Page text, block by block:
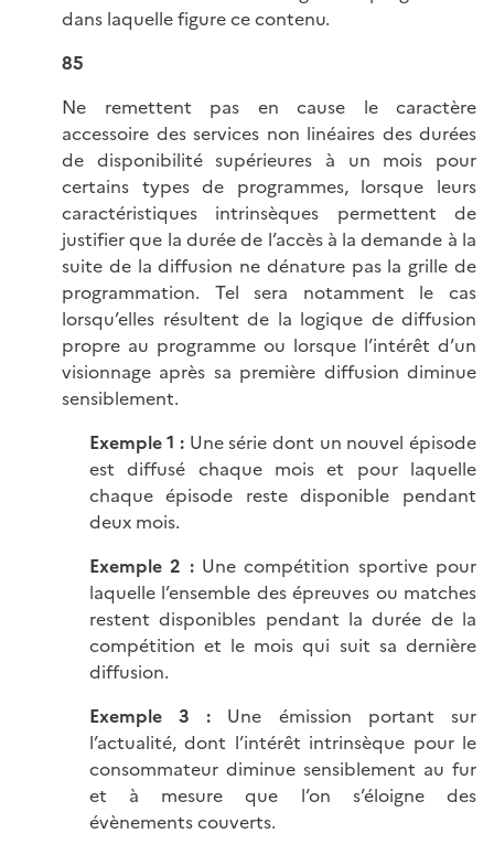
dans laquelle figure ce contenu.
85
Ne remettent pas en cause le caractère
accessoire des services non linéaires des durées
de disponibilité supérieures à un mois pour
certains types de programmes, lorsque leurs
caractéristiques intrinsèques permettent de
justifier que la durée de l’accès à la demande à la
suite de la diffusion ne dénature pas la grille de
programmation. Tel sera notamment le cas
lorsqu’elles résultent de la logique de diffusion
propre au programme ou lorsque l’intérêt d’un
visionnage après sa première diffusion diminue
sensiblement.
Exemple 1 : Une série dont un nouvel épisode
est diffusé chaque mois et pour laquelle
chaque épisode reste disponible pendant
deux mois.
Exemple 2 :Une compétition sportive pour
laquelle l’ensemble des épreuves ou matches
restent disponibles pendant la durée de la
compétition et le mois qui suit sa dernière
diffusion.
Exemple 3 : Une émission portant sur
l’actualité, dont l’intérêt intrinsèque pour le
consommateur diminue sensiblement au fur
et à mesure que l’on s’éloigne des
évènements couverts.